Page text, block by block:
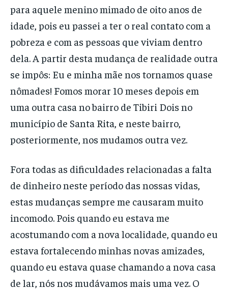
para aquele menino mimado de oito anos de
idade, pois eu passei a ter o real contato com a
pobreza e com as pessoas que viviam dentro
dela. A partir desta mudança de realidade outra
se impôs: Eu e minha mãe nos tornamos quase
nômades! Fomos morar 10 meses depois em
uma outra casa no bairro de Tibiri Dois no
município de Santa Rita, e neste bairro,
posteriormente, nos mudamos outra vez.
Fora todas as dificuldades relacionadas a falta
de dinheiro neste período das nossas vidas,
estas mudanças sempre me causaram muito
incomodo. Pois quando eu estava me
acostumando com a nova localidade, quando eu
estava fortalecendo minhas novas amizades,
quando eu estava quase chamando a nova casa
de lar, nós nos mudávamos mais uma vez. O